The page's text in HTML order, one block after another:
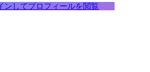
ンしてプロフィールを閲覧